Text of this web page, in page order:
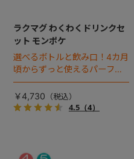
ラクマグ わくわくドリンクセ
ット モンポケ
選べるボトルと飲み口！4カ月
頃からずっと使えるパーフェ
クトセットにモンポケデザイ
ンが登場。
￥4,730
4.5（4）